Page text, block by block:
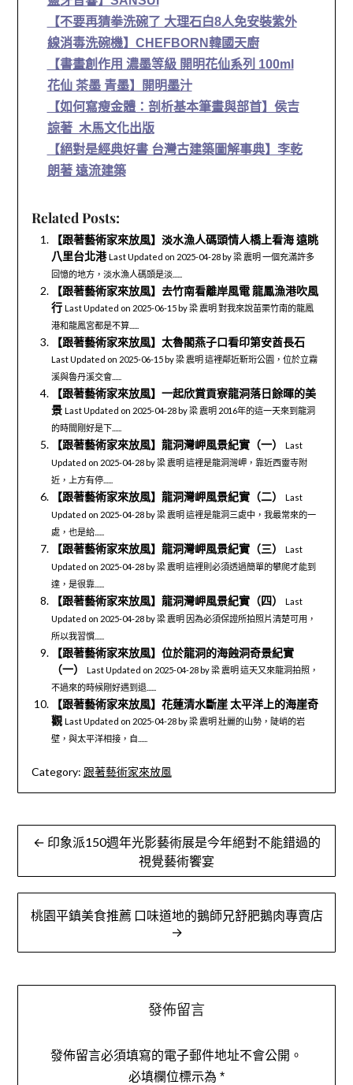
【不要再猜拳洗碗了 大理石白8人免安裝紫外
線消毒洗碗機】CHEFBORN韓國天廚
【書畫創作用 濃墨等級 開明花仙系列 100ml
花仙 茶墨 青墨】開明墨汁
【如何寫瘦金體：剖析基本筆畫與部首】侯吉
諒著 木馬文化出版
【絕對是經典好書 台灣古建築圖解事典】李乾
朗著 遠流建築
Related Posts:
【跟著藝術家來放風】淡水漁人碼頭情人橋上看海 遠眺
八里台北港 Last Updated on 2025-04-28 by 梁 震明 一個充滿許多
回憶的地方，淡水漁人碼頭是淡......
【跟著藝術家來放風】去竹南看離岸風電 龍鳳漁港吹風
行 Last Updated on 2025-06-15 by 梁 震明 對我來說苗栗竹南的龍鳳
港和龍鳳宮都是不算......
【跟著藝術家來放風】太魯閣燕子口看印第安酋長石
Last Updated on 2025-06-15 by 梁 震明 這裡鄰近靳珩公園，位於立霧
溪與魯丹溪交會......
【跟著藝術家來放風】一起欣賞貢寮龍洞落日餘暉的美
景 Last Updated on 2025-04-28 by 梁 震明 2016年的這一天來到龍洞
的時間剛好是下......
【跟著藝術家來放風】龍洞灣岬風景紀實（一）
Last
Updated on 2025-04-28 by 梁 震明 這裡是龍洞灣岬，靠近西靈寺附
近，上方有停......
【跟著藝術家來放風】龍洞灣岬風景紀實（二）
Last
Updated on 2025-04-28 by 梁 震明 這裡是龍洞三處中，我最常來的一
處，也是給......
【跟著藝術家來放風】龍洞灣岬風景紀實（三）
Last
Updated on 2025-04-28 by 梁 震明 這裡則必須透過簡單的攀爬才能到
達，是很靠......
【跟著藝術家來放風】龍洞灣岬風景紀實（四）
Last
Updated on 2025-04-28 by 梁 震明 因為必須保證所拍照片清楚可用，
所以我習慣......
【跟著藝術家來放風】位於龍洞的海蝕洞奇景紀實
（一）
Last Updated on 2025-04-28 by 梁 震明 這天又來龍洞拍照，
不過來的時候剛好遇到退......
【跟著藝術家來放風】花蓮清水斷崖 太平洋上的海崖奇
觀 Last Updated on 2025-04-28 by 梁 震明 壯麗的山勢，陡峭的岩
壁，與太平洋相接，自......
Category: 跟著藝術家來放風
文
導
覽
← 印象派150週年光影藝術展是今年絕對不能錯過的
視覺藝術饗宴
桃園平鎮美食推薦 口味道地的鵝師兄舒肥鵝肉專賣店
→
發佈留言
發佈留言必須填寫的電子郵件地址不會公開。
必填欄位標示為 *